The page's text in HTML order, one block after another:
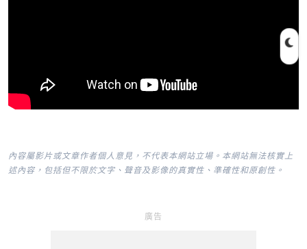
內容屬影片或文章作者個人意見，不代表本網站立場。本網站無法核實上
述內容，包括但不限於文字、聲音及影像的真實性、準確性和原創性。
廣告